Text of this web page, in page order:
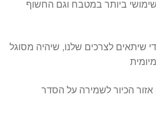
ביותר במטבח וגם החשוף
שיתאים לצרכים שלנו, שיהיה מסוגל
אזור הכיור לשמירה על הסדר